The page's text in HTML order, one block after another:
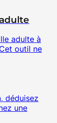
adulte à
outil ne
déduisez
une